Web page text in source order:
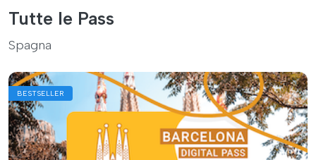
Tutte le Pass
Spagna
BESTSELLER